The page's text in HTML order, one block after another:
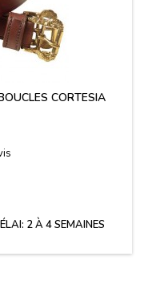
CORTESIA
2 À 4 SEMAINES